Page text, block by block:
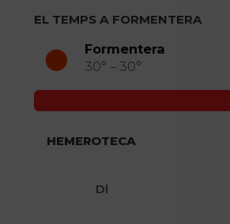
EL TEMPS A FORMENTERA
Formentera
30° – 30°
HEMEROTECA
Dl